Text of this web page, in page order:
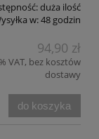
duża ilość
w:48 godzin
94,90 zł
VAT, bez kosztów
dostawy
do koszyka